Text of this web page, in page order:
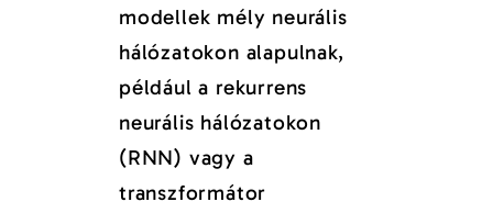
modellek mély neurális
hálózatokon alapulnak,
például a rekurrens
neurális hálózatokon
(RNN) vagy a
transzformátor